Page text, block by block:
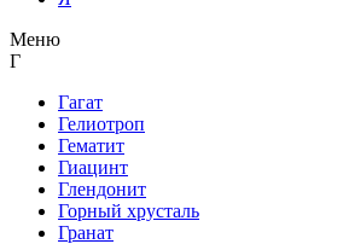
Меню
Г
Гагат
Гелиотроп
Гематит
Гиацинт
Глендонит
Горный хрусталь
Гранат